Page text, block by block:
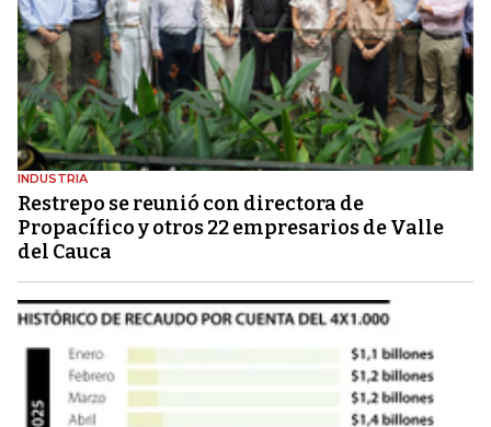
INDUSTRIA
Restrepo se reunió con directora de
Propacífico y otros 22 empresarios de Valle
del Cauca